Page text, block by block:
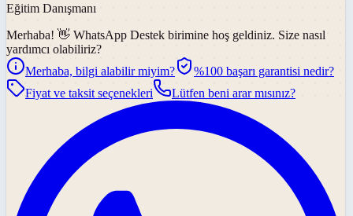
Eğitim Danışmanı
Merhaba! 👋 WhatsApp Destek birimine hoş geldiniz. Size nasıl
yardımcı olabiliriz?
Merhaba, bilgi alabilir miyim?
%100 başarı garantisi nedir?
Fiyat ve taksit seçenekleri
Lütfen beni arar mısınız?